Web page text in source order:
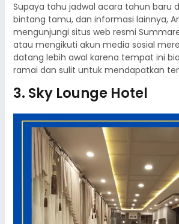
Supaya tahu jadwal acara tahun baru
bintang tamu, dan informasi lainnya,
mengunjungi situs web resmi
atau mengikuti akun media sosial
datang lebih awal karena tempat ini
ramai dan sulit untuk mendapatkan
3. Sky Lounge Hotel